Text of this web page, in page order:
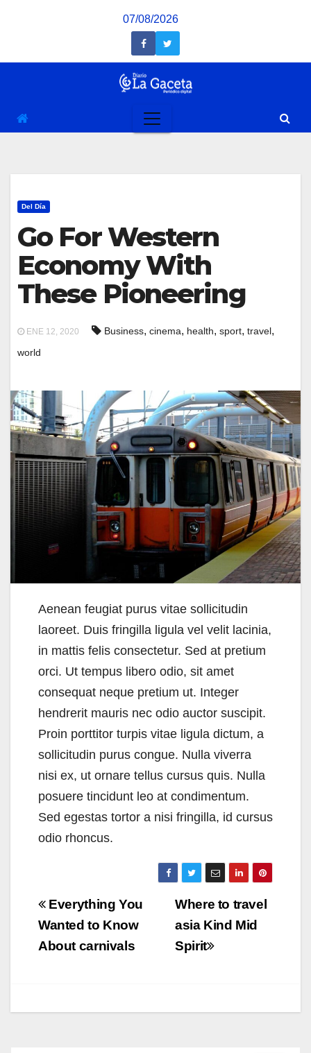
07/08/2026
Del Día
Go For Western
Economy With
These Pioneering
ENE 12, 2020 Business, cinema, health, sport, travel,
world
Aenean feugiat purus vitae sollicitudin
laoreet. Duis fringilla ligula vel velit lacinia,
in mattis felis consectetur. Sed at pretium
orci. Ut tempus libero odio, sit amet
consequat neque pretium ut. Integer
hendrerit mauris nec odio auctor suscipit.
Proin porttitor turpis vitae ligula dictum, a
sollicitudin purus congue. Nulla viverra
nisi ex, ut ornare tellus cursus quis. Nulla
posuere tincidunt leo at condimentum.
Sed egestas tortor a nisi fringilla, id cursus
odio rhoncus.
Navegación
de
entradas
Where to travel
asia Kind Mid
Spirit
Everything You
Wanted to Know
About carnivals